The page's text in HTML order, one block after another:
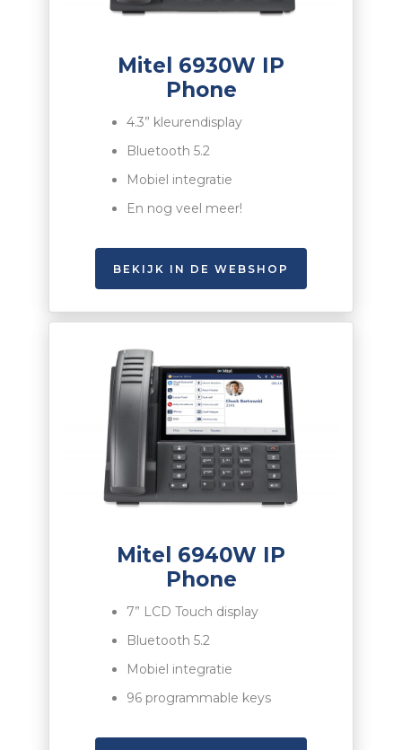
Mitel 6930W IP
Phone
4.3” kleurendisplay
Bluetooth 5.2
Mobiel integratie
En nog veel meer!
BEKIJK IN DE WEBSHOP
Mitel 6940W IP
Phone
7” LCD Touch display
Bluetooth 5.2
Mobiel integratie
96 programmable keys